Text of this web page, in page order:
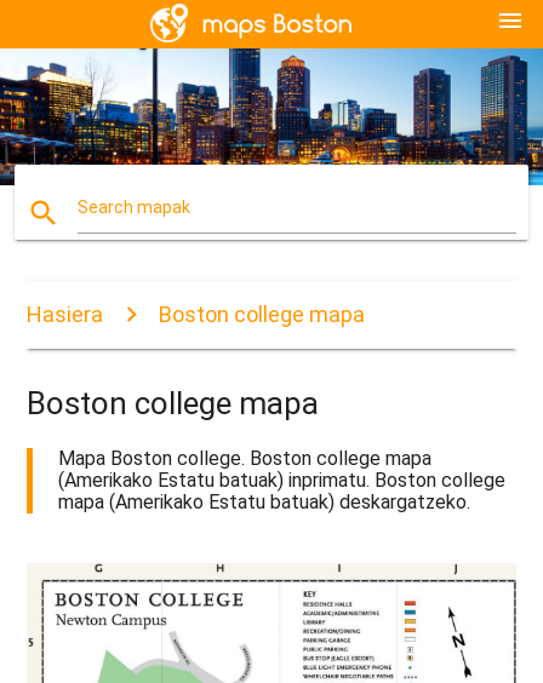
menu
search Search mapak
Hasiera Boston college mapa
Boston college mapa
Mapa Boston college. Boston college mapa
(Amerikako Estatu batuak) inprimatu. Boston college
mapa (Amerikako Estatu batuak) deskargatzeko.